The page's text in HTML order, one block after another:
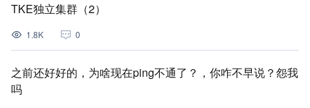
TKE独立集群（2）
1.8K 0
之前还好好的，为啥现在ping不通了？，你咋不早说？怨我
吗